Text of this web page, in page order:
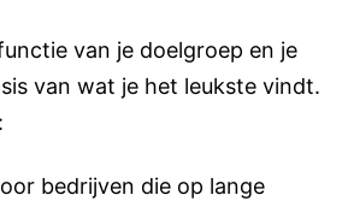
van je doelgroep en je
van wat je het leukste vindt.
bedrijven die op lange